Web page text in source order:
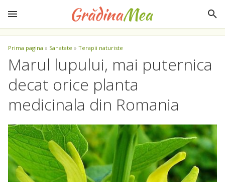
Prima pagina » Sanatate » Terapii naturiste
Marul lupului, mai puternica
decat orice planta
medicinala din Romania